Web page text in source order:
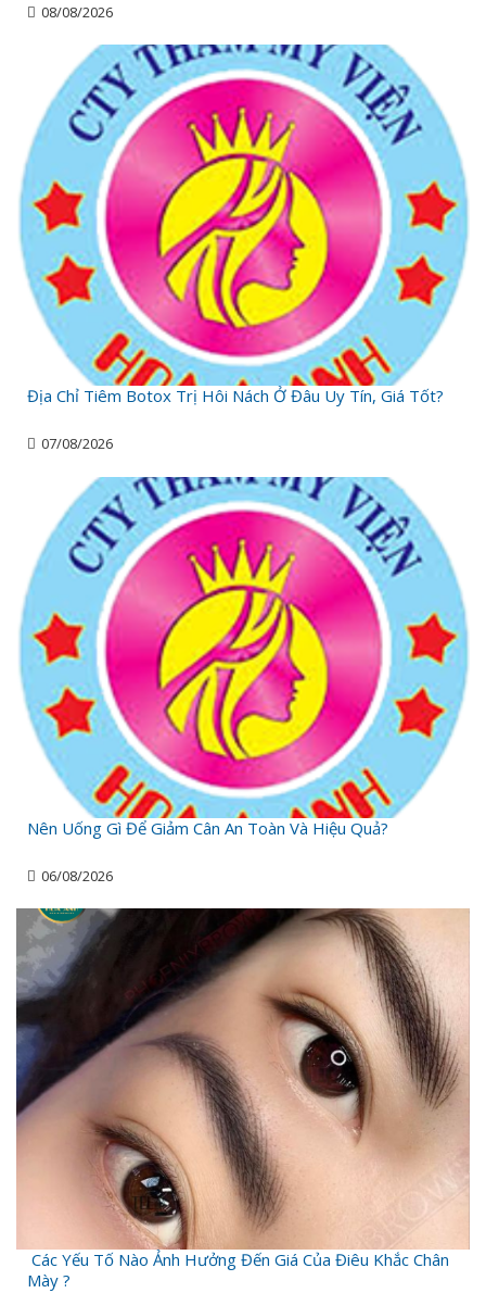
08/08/2026
Địa Chỉ Tiêm Botox Trị Hôi Nách Ở Đâu Uy Tín, Giá Tốt?
07/08/2026
Nên Uống Gì Để Giảm Cân An Toàn Và Hiệu Quả?
06/08/2026
Các Yếu Tố Nào Ảnh Hưởng Đến Giá Của Điêu Khắc Chân
Mày ?